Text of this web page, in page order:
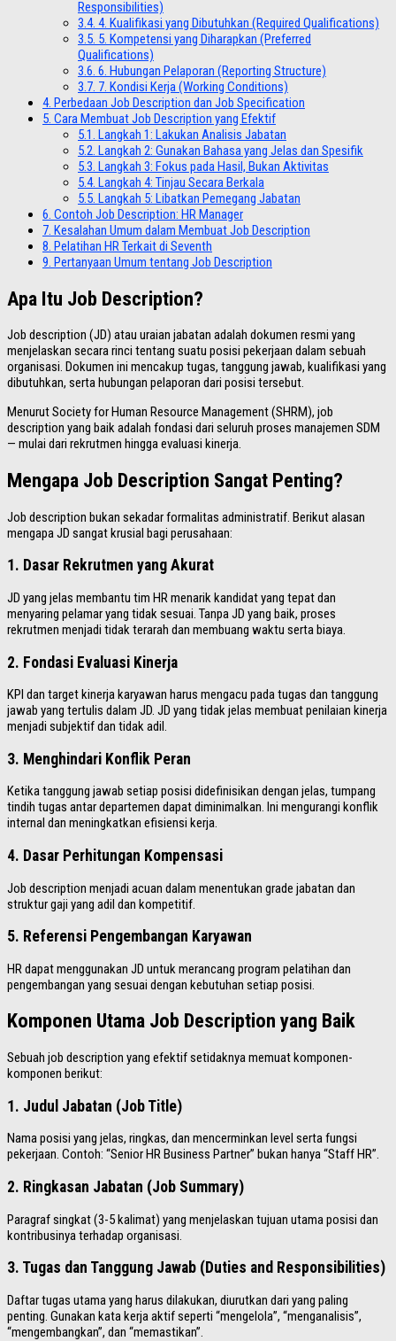
Responsibilities)
3.4. 4. Kualifikasi yang Dibutuhkan (Required Qualifications)
3.5. 5. Kompetensi yang Diharapkan (Preferred
Qualifications)
3.6. 6. Hubungan Pelaporan (Reporting Structure)
3.7. 7. Kondisi Kerja (Working Conditions)
4. Perbedaan Job Description dan Job Specification
5. Cara Membuat Job Description yang Efektif
5.1. Langkah 1: Lakukan Analisis Jabatan
5.2. Langkah 2: Gunakan Bahasa yang Jelas dan Spesifik
5.3. Langkah 3: Fokus pada Hasil, Bukan Aktivitas
5.4. Langkah 4: Tinjau Secara Berkala
5.5. Langkah 5: Libatkan Pemegang Jabatan
6. Contoh Job Description: HR Manager
7. Kesalahan Umum dalam Membuat Job Description
8. Pelatihan HR Terkait di Seventh
9. Pertanyaan Umum tentang Job Description
Apa Itu Job Description?
Job description (JD) atau uraian jabatan adalah dokumen resmi yang
menjelaskan secara rinci tentang suatu posisi pekerjaan dalam sebuah
organisasi. Dokumen ini mencakup tugas, tanggung jawab, kualifikasi yang
dibutuhkan, serta hubungan pelaporan dari posisi tersebut.
Menurut Society for Human Resource Management (SHRM), job
description yang baik adalah fondasi dari seluruh proses manajemen SDM
— mulai dari rekrutmen hingga evaluasi kinerja.
Mengapa Job Description Sangat Penting?
Job description bukan sekadar formalitas administratif. Berikut alasan
mengapa JD sangat krusial bagi perusahaan:
1. Dasar Rekrutmen yang Akurat
JD yang jelas membantu tim HR menarik kandidat yang tepat dan
menyaring pelamar yang tidak sesuai. Tanpa JD yang baik, proses
rekrutmen menjadi tidak terarah dan membuang waktu serta biaya.
2. Fondasi Evaluasi Kinerja
KPI dan target kinerja karyawan harus mengacu pada tugas dan tanggung
jawab yang tertulis dalam JD. JD yang tidak jelas membuat penilaian kinerja
menjadi subjektif dan tidak adil.
3. Menghindari Konflik Peran
Ketika tanggung jawab setiap posisi didefinisikan dengan jelas, tumpang
tindih tugas antar departemen dapat diminimalkan. Ini mengurangi konflik
internal dan meningkatkan efisiensi kerja.
4. Dasar Perhitungan Kompensasi
Job description menjadi acuan dalam menentukan grade jabatan dan
struktur gaji yang adil dan kompetitif.
5. Referensi Pengembangan Karyawan
HR dapat menggunakan JD untuk merancang program pelatihan dan
pengembangan yang sesuai dengan kebutuhan setiap posisi.
Komponen Utama Job Description yang Baik
Sebuah job description yang efektif setidaknya memuat komponen-
komponen berikut:
1. Judul Jabatan (Job Title)
Nama posisi yang jelas, ringkas, dan mencerminkan level serta fungsi
pekerjaan. Contoh: “Senior HR Business Partner” bukan hanya “Staff HR”.
2. Ringkasan Jabatan (Job Summary)
Paragraf singkat (3-5 kalimat) yang menjelaskan tujuan utama posisi dan
kontribusinya terhadap organisasi.
3. Tugas dan Tanggung Jawab (Duties and Responsibilities)
Daftar tugas utama yang harus dilakukan, diurutkan dari yang paling
penting. Gunakan kata kerja aktif seperti “mengelola”, “menganalisis”,
“mengembangkan”, dan “memastikan”.